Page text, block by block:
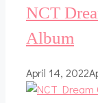
NCT
Album
April 14, 2022